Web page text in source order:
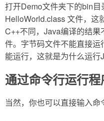
打开Demo文件夹下的bin
HelloWorld.class 文件，这
C++不同，Java编译的结
件。字节码文件不能直接
能运行，这就是为什么运行
通过命令行运行程
当然，你也可以直接输入命